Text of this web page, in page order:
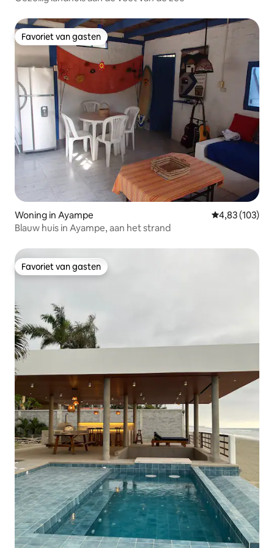
Favoriet van gasten
Favoriet van gasten
Woning in Ayampe Gemiddelde
4,83 (103)
Blauw huis in Ayampe, aan het strand
Favoriet van gasten
Favoriet van gasten